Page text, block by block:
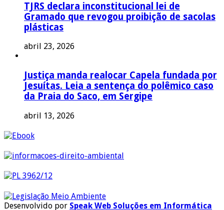
TJRS declara inconstitucional lei de
Gramado que revogou proibição de sacolas
plásticas
abril 23, 2026
Justiça manda realocar Capela fundada por
Jesuítas. Leia a sentença do polêmico caso
da Praia do Saco, em Sergipe
abril 13, 2026
Desenvolvido por Speak Web Soluções em Informática